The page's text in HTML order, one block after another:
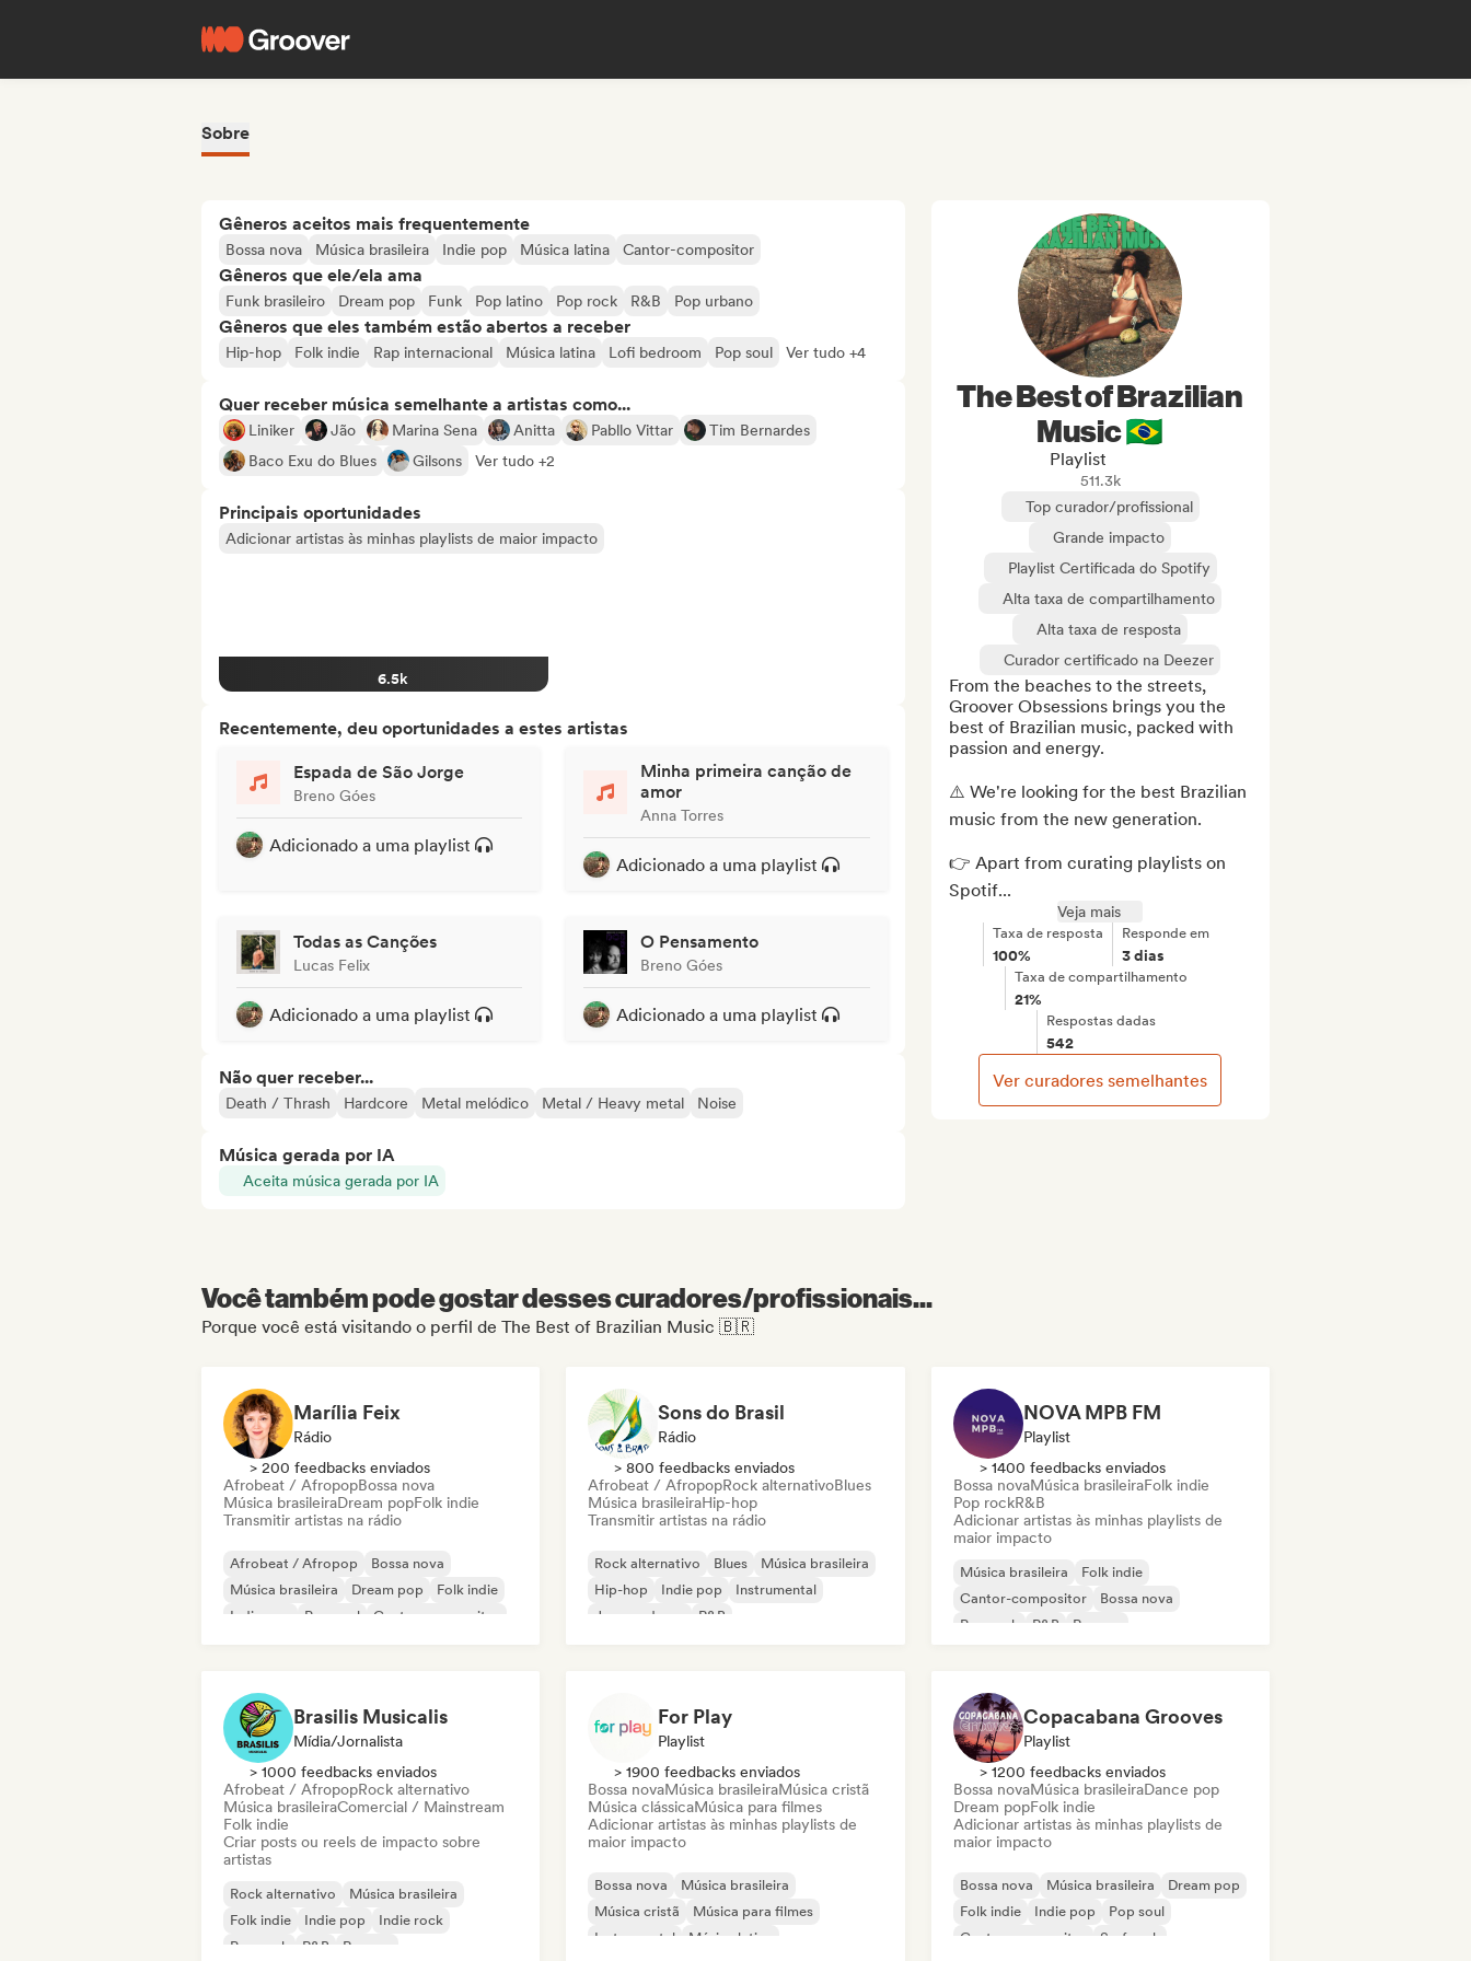
Sobre
Gêneros aceitos mais frequentemente
Bossa nova Música brasileira Indie pop Música latina Cantor-compositor
Gêneros que ele/ela ama
Funk brasileiro Dream pop Funk Pop latino Pop rock R&B Pop urbano
Gêneros que eles também estão abertos a receber
Hip-hop Folk indie Rap internacional Música latina Lofi bedroom Pop soul Ver tudo +4
Quer receber música semelhante a artistas como...
Liniker Jão Marina Sena Anitta Pabllo Vittar
Tim Bernardes
Baco Exu do Blues
Gilsons Ver tudo +2
Principais oportunidades
Adicionar artistas às minhas playlists de maior impacto
6.5k
Recentemente, deu oportunidades a estes artistas
Espada de São Jorge
Breno Góes
Adicionado a uma playlist
Minha primeira canção de
amor
Anna Torres
Adicionado a uma playlist
Todas as Canções
Lucas Felix
Adicionado a uma playlist
O Pensamento
Breno Góes
Adicionado a uma playlist
Não quer receber...
Death / Thrash Hardcore Metal melódico Metal / Heavy metal Noise
Música gerada por IA
Aceita música gerada por IA
The Best of Brazilian
Music 🇧🇷
Playlist
511.3k
Top curador/profissional
Grande impacto
Playlist Certificada do Spotify
Alta taxa de compartilhamento
Alta taxa de resposta
Curador certificado na Deezer
From the beaches to the streets,
Groover Obsessions brings you the
best of Brazilian music, packed with
passion and energy.
⚠️ We're looking for the best Brazilian
music from the new generation.
👉 Apart from curating playlists on
Spotif...
Veja mais
Taxa de resposta
100%
Responde em
3 dias
Taxa de compartilhamento
21%
Respostas dadas
542
Ver curadores semelhantes
Você também pode gostar desses curadores/profissionais...
Porque você está visitando o perfil de The Best of Brazilian Music 🇧🇷
Marília Feix
Rádio
> 200 feedbacks enviados
Afrobeat / AfropopBossa nova
Música brasileiraDream popFolk indie
Transmitir artistas na rádio
Afrobeat / Afropop
Bossa nova
Música brasileira
Dream pop
Folk indie
Indie pop
Pop soul Cantor-compositor
Sons do Brasil
Rádio
> 800 feedbacks enviados
Afrobeat / AfropopRock alternativoBlues
Música brasileiraHip-hop
Transmitir artistas na rádio
Rock alternativo Blues
Música brasileira
Hip-hop
Indie pop
Instrumental
Jazz moderno
R&B
NOVA MPB FM
Playlist
> 1400 feedbacks enviados
Bossa novaMúsica brasileiraFolk indie
Pop rockR&B
Adicionar artistas às minhas playlists de
maior impacto
Música brasileira
Folk indie
Cantor-compositor
Bossa nova
Pop rock
R&B Reggae
Brasilis Musicalis
Mídia/Jornalista
> 1000 feedbacks enviados
Afrobeat / AfropopRock alternativo
Música brasileiraComercial / Mainstream
Folk indie
Criar posts ou reels de impacto sobre
artistas
Rock alternativo
Música brasileira
Folk indie
Indie pop
Indie rock
Pop rock
R&B Reggae
For Play
Playlist
> 1900 feedbacks enviados
Bossa novaMúsica brasileiraMúsica cristã
Música clássicaMúsica para filmes
Adicionar artistas às minhas playlists de
maior impacto
Bossa nova
Música brasileira
Música cristã
Música para filmes
Instrumental
Música latina
Copacabana Grooves
Playlist
> 1200 feedbacks enviados
Bossa novaMúsica brasileiraDance pop
Dream popFolk indie
Adicionar artistas às minhas playlists de
maior impacto
Bossa nova Música brasileira
Dream pop
Folk indie
Indie pop
Pop soul
Cantor-compositor
Surf rock